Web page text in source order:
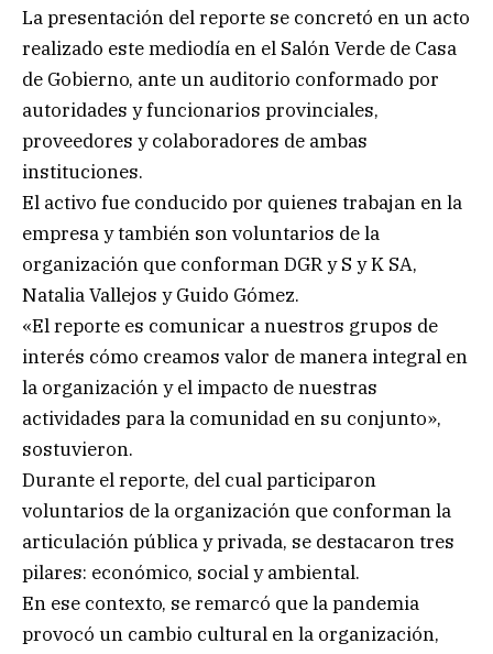
La presentación del reporte se concretó en un acto
realizado este mediodía en el Salón Verde de Casa
de Gobierno, ante un auditorio conformado por
autoridades y funcionarios provinciales,
proveedores y colaboradores de ambas
instituciones.
El activo fue conducido por quienes trabajan en la
empresa y también son voluntarios de la
organización que conforman DGR y S y K SA,
Natalia Vallejos y Guido Gómez.
«El reporte es comunicar a nuestros grupos de
interés cómo creamos valor de manera integral en
la organización y el impacto de nuestras
actividades para la comunidad en su conjunto»,
sostuvieron.
Durante el reporte, del cual participaron
voluntarios de la organización que conforman la
articulación pública y privada, se destacaron tres
pilares: económico, social y ambiental.
En ese contexto, se remarcó que la pandemia
provocó un cambio cultural en la organización,